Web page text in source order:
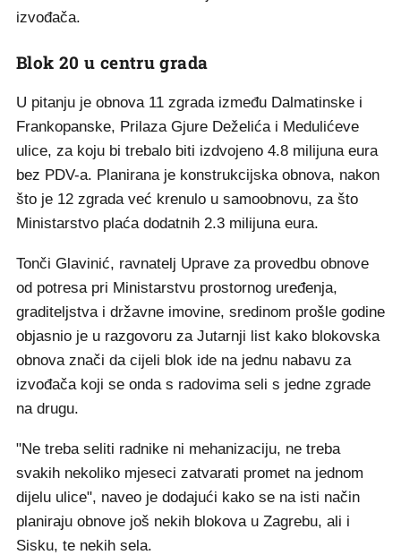
izvođača.
Blok 20 u centru grada
U pitanju je obnova 11 zgrada između Dalmatinske i
Frankopanske, Prilaza Gjure Deželića i Medulićeve
ulice, za koju bi trebalo biti izdvojeno 4.8 milijuna eura
bez PDV-a. Planirana je konstrukcijska obnova, nakon
što je 12 zgrada već krenulo u samoobnovu, za što
Ministarstvo plaća dodatnih 2.3 milijuna eura.
Tonči Glavinić, ravnatelj Uprave za provedbu obnove
od potresa pri Ministarstvu prostornog uređenja,
graditeljstva i državne imovine, sredinom prošle godine
objasnio je u razgovoru za Jutarnji list kako blokovska
obnova znači da cijeli blok ide na jednu nabavu za
izvođača koji se onda s radovima seli s jedne zgrade
na drugu.
"Ne treba seliti radnike ni mehanizaciju, ne treba
svakih nekoliko mjeseci zatvarati promet na jednom
dijelu ulice", naveo je dodajući kako se na isti način
planiraju obnove još nekih blokova u Zagrebu, ali i
Sisku, te nekih sela.